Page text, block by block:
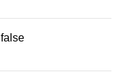
false